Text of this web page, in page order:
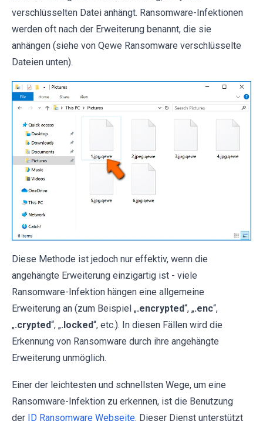
verschlüsselten Datei anhängt. Ransomware-Infektionen
werden oft nach der Erweiterung benannt, die sie
anhängen (siehe von Qewe Ransomware verschlüsselte
Dateien unten).
Diese Methode ist jedoch nur effektiv, wenn die
angehängte Erweiterung einzigartig ist - viele
Ransomware-Infektion hängen eine allgemeine
Erweiterung an (zum Beispiel „.encrypted“, „.enc“,
„.crypted“, „.locked“, etc.). In diesen Fällen wird die
Erkennung von Ransomware durch ihre angehängte
Erweiterung unmöglich.
Einer der leichtesten und schnellsten Wege, um eine
Ransomware-Infektion zu erkennen, ist die Benutzung
der
ID Ransomware Webseite. Dieser Dienst unterstützt